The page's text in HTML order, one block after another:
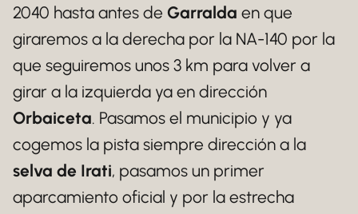
2040 hasta antes de Garralda en que
giraremos a la derecha por la NA-140 por la
que seguiremos unos 3 km para volver a
girar a la izquierda ya en dirección
Orbaiceta. Pasamos el municipio y ya
cogemos la pista siempre dirección a la
selva de Irati, pasamos un primer
aparcamiento oficial y por la estrecha